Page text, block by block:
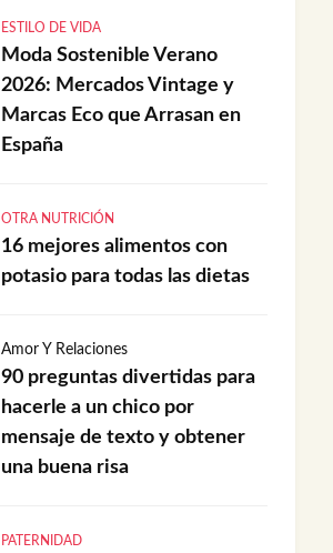
ESTILO DE VIDA
Moda Sostenible Verano
2026: Mercados Vintage y
Marcas Eco que Arrasan en
España
OTRA NUTRICIÓN
16 mejores alimentos con
potasio para todas las dietas
Amor Y Relaciones
90 preguntas divertidas para
hacerle a un chico por
mensaje de texto y obtener
una buena risa
PATERNIDAD